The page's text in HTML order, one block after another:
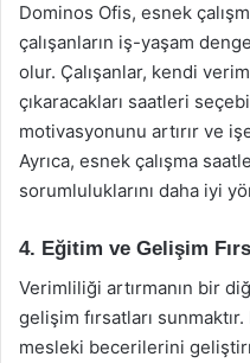
Dominos Ofis, esnek
çalışanların iş-yaşam
olur. Çalışanlar, kendi
çıkaracakları saatleri
motivasyonunu artırır ve
Ayrıca, esnek çalışma
sorumluluklarını daha iyi
4. Eğitim ve Gelişim
Verimliliği artırmanın bir
gelişim fırsatları
mesleki becerilerini